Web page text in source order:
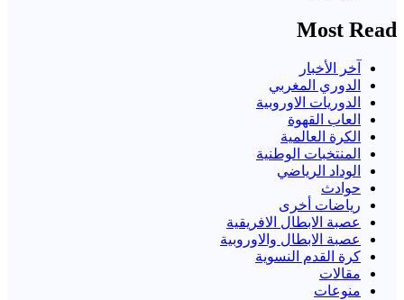
Most Read
آخر الأخبار
الدوري المغربي
الدوريات الاوروبية
العاب القهوة
الكرة العالمية
المنتخبات الوطنية
الوداد الرياضي
حوادث
رياضات أخرى
عصبة الابطال الافريقية
عصبة الابطال والاوروبية
كرة القدم النسوية
مقالات
منوعات